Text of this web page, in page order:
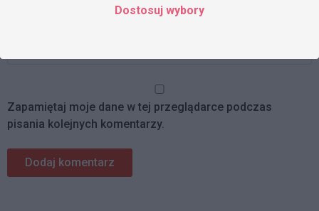
Zapamiętaj moje dane w tej przeglądarce podczas
pisania kolejnych komentarzy.
Dostosuj wybory